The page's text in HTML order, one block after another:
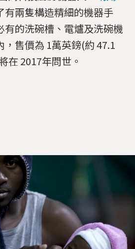
有兩隻構造精細的機器手
有的洗碗槽、電爐及洗碗機
售價為 1萬英鎊(約 47.1
在 2017年問世。